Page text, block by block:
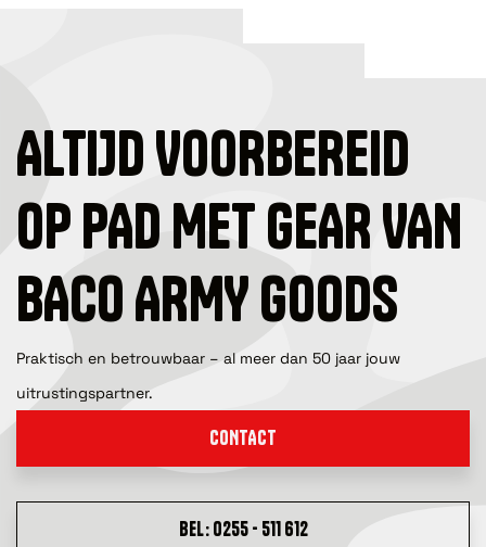
ALTIJD VOORBEREID
OP PAD MET GEAR VAN
BACO ARMY GOODS
Praktisch en betrouwbaar – al meer dan 50 jaar jouw
uitrustingspartner.
CONTACT
BEL: 0255 - 511 612